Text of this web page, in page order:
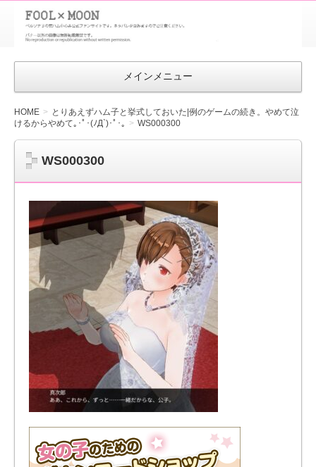
FOOL×MOON
｜ペルソナ
3 荒ハム中
メインメニュー
HOME
とりあえずハム子と挙式しておいた|例のゲームの続き。やめて泣
けるからやめて｡･ﾟ･(ﾉД`)･ﾟ･｡
WS000300
WS000300